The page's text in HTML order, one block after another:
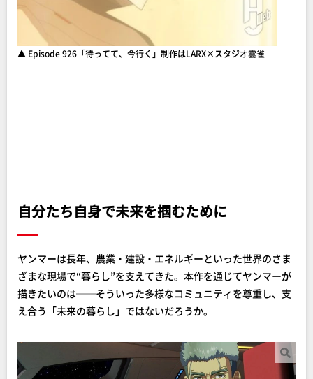
▲ Episode 926「待ってて、今行く」制作はLARX×スタジオ雲雀
自分たち自身で未来を掴むために
ヤンマーは長年、農業・建設・エネルギーといった世界のさま
ざまな現場で“暮らし”を支えてきた。本作を通じてヤンマーが
描きたいのは──そういった多様なコミュニティを尊重し、支
え合う「未来の暮らし」ではないだろうか。